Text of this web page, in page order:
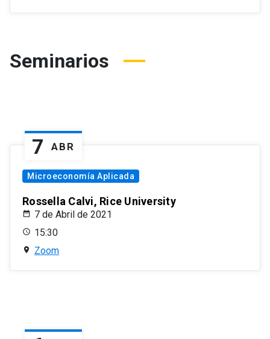
Seminarios
7 ABR
Microeconomía Aplicada
Rossella Calvi, Rice University
7 de Abril de 2021
15:30
Zoom